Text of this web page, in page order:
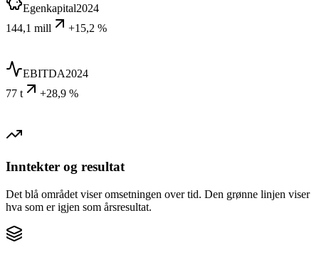
Egenkapital2024
144,1 mill
+15,2 %
EBITDA2024
77 t
+28,9 %
Inntekter og resultat
Det blå området viser omsetningen over tid. Den grønne linjen viser
hva som er igjen som årsresultat.